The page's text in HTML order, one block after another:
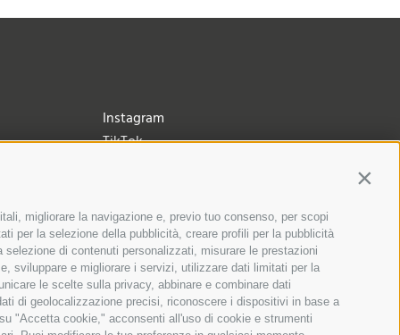
migliorare la navigazione e, previo tuo consenso, per scopi
per la selezione della pubblicità, creare profili per la pubblicità
di contenuti personalizzati, misurare le prestazioni
sviluppare e migliorare i servizi, utilizzare dati limitati per la
le scelte sulla privacy, abbinare e combinare dati
di geolocalizzazione precisi, riconoscere i dispositivi in base a
"Accetta cookie," acconsenti all'uso di cookie e strumenti
Instagram
TikTok